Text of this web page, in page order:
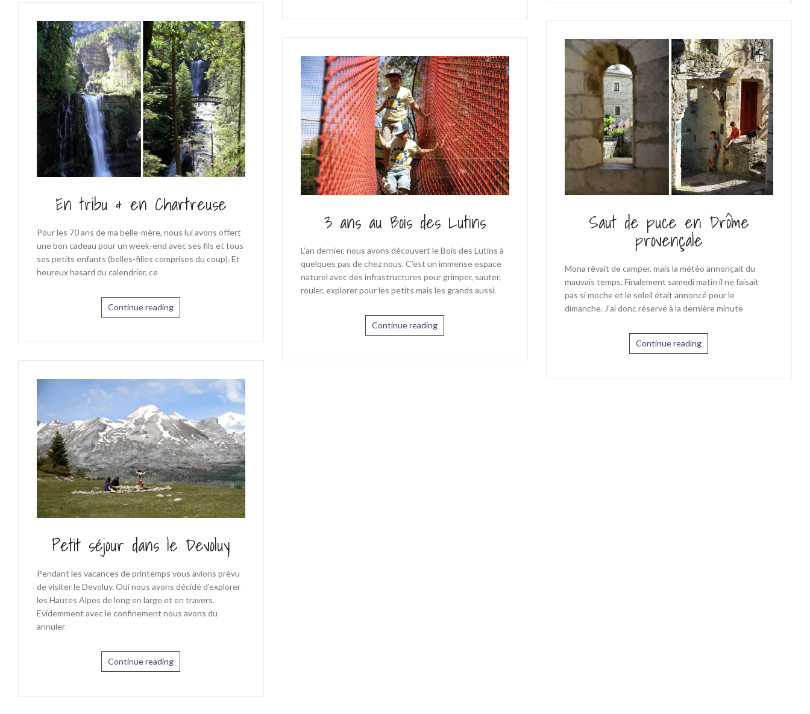
En tribu & en Chartreuse
Pour les 70 ans de ma belle-mère, nous lui avons offert
une bon cadeau pour un week-end avec ses fils et tous
ses petits enfants (belles-filles comprises du coup). Et
heureux hasard du calendrier, ce
Continue reading
Saut de puce en Drôme
provençale
Mona rêvait de camper, mais la météo annonçait du
mauvais temps. Finalement samedi matin il ne faisait
pas si moche et le soleil était annoncé pour le
dimanche. J’ai donc réservé à la dernière minute
Continue reading
3 ans au Bois des Lutins
L’an dernier, nous avons découvert le Bois des Lutins à
quelques pas de chez nous. C’est un immense espace
naturel avec des infrastructures pour grimper, sauter,
rouler, explorer pour les petits mais les grands aussi.
Continue reading
Petit séjour dans le Devoluy
Pendant les vacances de printemps vous avions prévu
de visiter le Devoluy. Oui nous avons décidé d’explorer
les Hautes Alpes de long en large et en travers.
Evidemment avec le confinement nous avons du
annuler
Continue reading